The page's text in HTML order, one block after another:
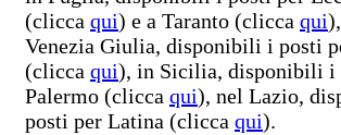
(clicca qui) e a Taranto (clicca qui
Venezia Giulia, disponibili i posti
(clicca qui), in Sicilia, disponibili i
Palermo (clicca qui), nel Lazio,
posti per Latina (clicca qui).